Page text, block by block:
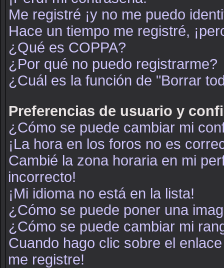
Me registré ¡y no me puedo
Hace un tiempo me registré,
¿Qué es COPPA?
¿Por qué no puedo registrarme?
¿Cuál es la función de "Borrar
Preferencias de usuario y
¿Cómo se puede cambiar mi
¡La hora en los foros no es
Cambié la zona horaria en mi
incorrecto!
¡Mi idioma no está en la lista!
¿Cómo se puede poner una
¿Cómo se puede cambiar mi
Cuando hago clic sobre el
me registre!